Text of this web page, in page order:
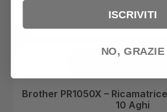
379,00€
Brother PR1050X –
10 Aghi
ISCRIVITI
NO, GRAZIE